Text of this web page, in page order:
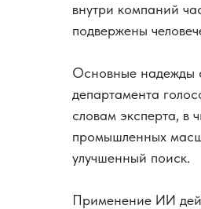
внутри компаний
подвержены
Основные надежды
департамента
словам эксперта, в
промышленных
улучшенный поиск.
Применение ИИ